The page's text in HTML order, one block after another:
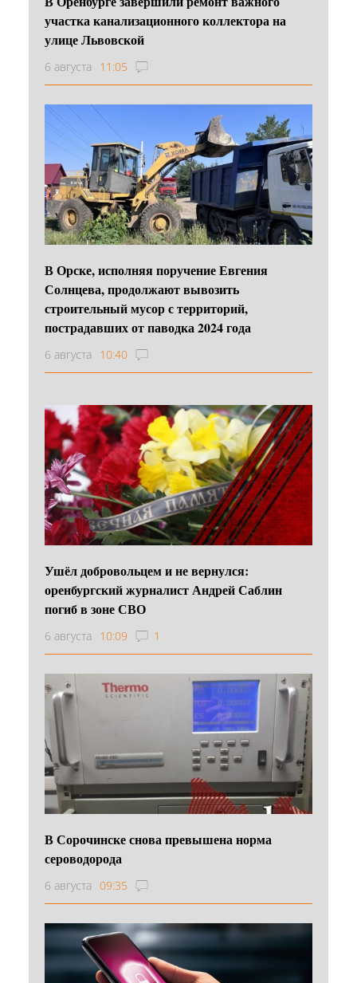
участка канализационного коллектора на
улице Львовской
6 августа 11:05
В Орске, исполняя поручение Евгения
Солнцева, продолжают вывозить
строительный мусор с территорий,
пострадавших от паводка 2024 года
6 августа 10:40
Ушёл добровольцем и не вернулся:
оренбургский журналист Андрей Саблин
погиб в зоне СВО
6 августа 10:09 1
В Сорочинске снова превышена норма
сероводорода
6 августа 09:35